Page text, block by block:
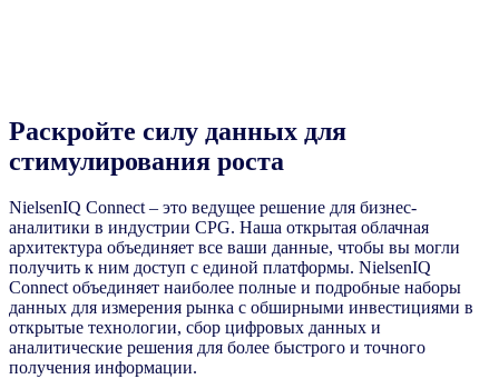
Раскройте силу данных для
стимулирования роста
NielsenIQ Connect – это ведущее решение для бизнес-
аналитики в индустрии CPG. Наша открытая облачная
архитектура объединяет все ваши данные, чтобы вы могли
получить к ним доступ с единой платформы. NielsenIQ
Connect объединяет наиболее полные и подробные наборы
данных для измерения рынка с обширными инвестициями в
открытые технологии, сбор цифровых данных и
аналитические решения для более быстрого и точного
получения информации.